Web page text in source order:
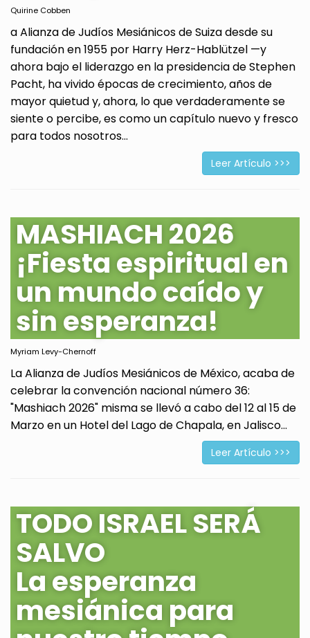
Quirine Cobben
a Alianza de Judíos Mesiánicos de Suiza desde su
fundación en 1955 por Harry Herz-Hablützel —y
ahora bajo el liderazgo en la presidencia de Stephen
Pacht, ha vivido épocas de crecimiento, años de
mayor quietud y, ahora, lo que verdaderamente se
siente o percibe, es como un capítulo nuevo y fresco
para todos nosotros...
Leer Artículo >>>
MASHIACH 2026
¡Fiesta espiritual en
un mundo caído y
sin esperanza!
Myriam Levy-Chernoff
La Alianza de Judíos Mesiánicos de México, acaba de
celebrar la convención nacional número 36:
"Mashiach 2026" misma se llevó a cabo del 12 al 15 de
Marzo en un Hotel del Lago de Chapala, en Jalisco...
Leer Artículo >>>
TODO ISRAEL SERÁ
SALVO
La esperanza
mesiánica para